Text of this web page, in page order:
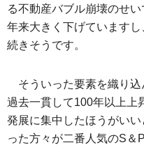
る不動産バブル崩壊のせ
年来大きく下げています
続きそうです。
そういった要素を織り込
過去一貫して100年以上上
発展に集中したほうがい
った方々が二番人気のS＆